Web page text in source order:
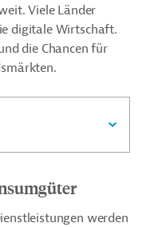
Viele Länder
digitale Wirtschaft.
die Chancen für
werden